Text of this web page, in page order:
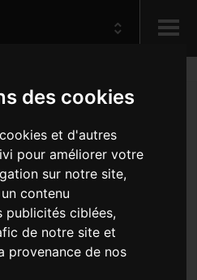
des cookies
et d'autres
pour améliorer votre
sur notre site,
contenu
publicités ciblées,
de notre site et
provenance de nos
&